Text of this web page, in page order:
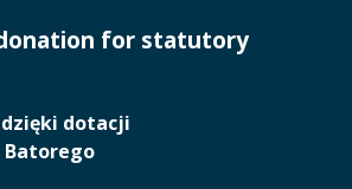
for statutory
dotacji
Batorego